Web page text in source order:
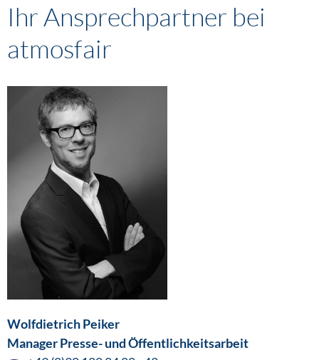
Ihr Ansprechpartner bei
atmosfair
Wolfdietrich Peiker
Manager Presse- und Öffentlichkeitsarbeit